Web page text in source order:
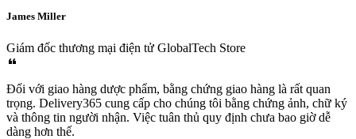
James Miller
Giám đốc thương mại điện tử GlobalTech Store
Đối với giao hàng dược phẩm, bằng chứng giao hàng là rất quan
trọng. Delivery365 cung cấp cho chúng tôi bằng chứng ảnh, chữ ký
và thông tin người nhận. Việc tuân thủ quy định chưa bao giờ dễ
dàng hơn thế.